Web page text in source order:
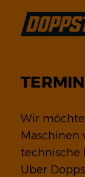
Wir
Maschinen
technische
Über